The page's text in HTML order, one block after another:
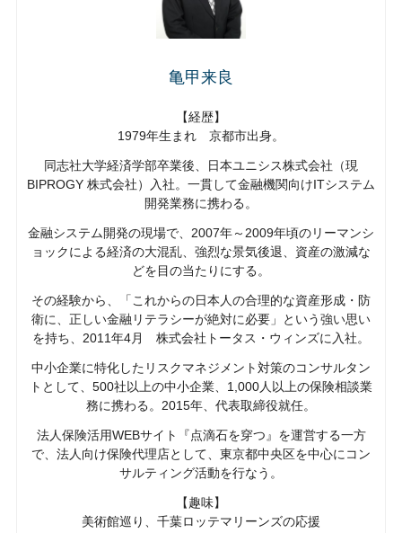
亀甲来良
【経歴】
1979年生まれ 京都市出身。
同志社大学経済学部卒業後、日本ユニシス株式会社（現
BIPROGY 株式会社）入社。一貫して金融機関向けITシステム
開発業務に携わる。
金融システム開発の現場で、2007年～2009年頃のリーマンシ
ョックによる経済の大混乱、強烈な景気後退、資産の激減な
どを目の当たりにする。
その経験から、「これからの日本人の合理的な資産形成・防
衛に、正しい金融リテラシーが絶対に必要」という強い思い
を持ち、2011年4月 株式会社トータス・ウィンズに入社。
中小企業に特化したリスクマネジメント対策のコンサルタン
トとして、500社以上の中小企業、1,000人以上の保険相談業
務に携わる。2015年、代表取締役就任。
法人保険活用WEBサイト『点滴石を穿つ』を運営する一方
で、法人向け保険代理店として、東京都中央区を中心にコン
サルティング活動を行なう。
【趣味】
美術館巡り、千葉ロッテマリーンズの応援